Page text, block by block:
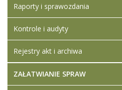
Raporty i sprawozdania
Kontrole i audyty
Rejestry akt i archiwa
ZAŁATWIANIE SPRAW